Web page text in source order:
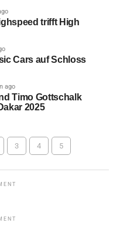
trifft High
Cars auf Schloss
ago
Timo Gottschalk
2025
3 4 5